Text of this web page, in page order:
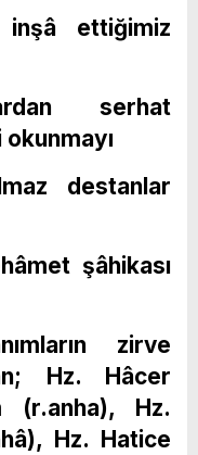
inşâ ettiğimiz
serhat
destanlar
şâhikası
zirve
Hz. Hâcer
(r.anha), Hz.
Hz. Hatice